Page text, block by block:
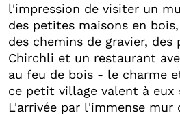
l'impression de visiter un
des petites maisons en
des chemins de gravier,
Chirchli et un restaurant
au feu de bois - le charme
ce petit village valent à eux
L'arrivée par l'immense mur